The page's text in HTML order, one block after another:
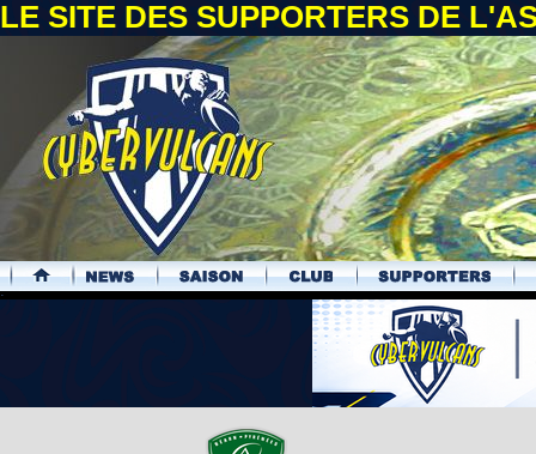
LE SITE DES SUPPORTERS DE
.